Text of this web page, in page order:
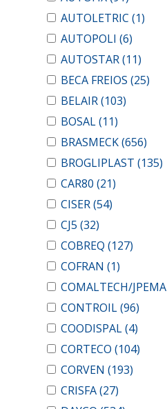
AUTOLETRIC (1)
AUTOPOLI (6)
AUTOSTAR(11)
BECA FREIOS (25)
BELAIR(103)
BOSAL(11)
BRASMECK(656)
BROGLIPLAST (135)
CAR80 (21)
CISER(54)
CJ5 (32)
COBREQ (127)
COFRAN (1)
COMALTECH/JPEMA
CONTROIL(96)
COODISPAL(4)
CORTECO (104)
CORVEN (193)
CRISFA(27)